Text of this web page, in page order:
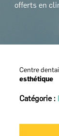
offerts en
Centre
esthétique
Catégorie :